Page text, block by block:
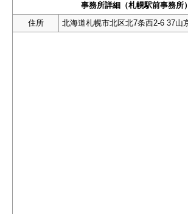
事務所詳細（札幌駅前事務所）
住所
北海道札幌市北区北7条西2-6 37山